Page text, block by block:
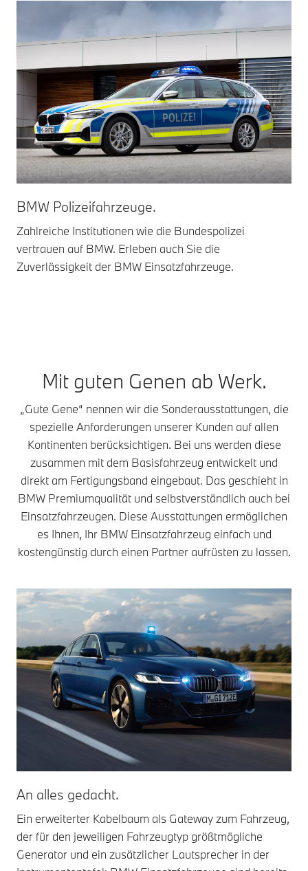
BMW Polizeifahrzeuge.
Zahlreiche Institutionen wie die Bundespolizei
vertrauen auf BMW. Erleben auch Sie die
Zuverlässigkeit der BMW Einsatzfahrzeuge.
Mit guten Genen ab Werk.
„Gute Gene“ nennen wir die Sonderausstattungen, die
spezielle Anforderungen unserer Kunden auf allen
Kontinenten berücksichtigen. Bei uns werden diese
zusammen mit dem Basisfahrzeug entwickelt und
direkt am Fertigungsband eingebaut. Das geschieht in
BMW Premiumqualität und selbstverständlich auch bei
Einsatzfahrzeugen. Diese Ausstattungen ermöglichen
es Ihnen, Ihr BMW Einsatzfahrzeug einfach und
kostengünstig durch einen Partner aufrüsten zu lassen.
An alles gedacht.
Ein erweiterter Kabelbaum als Gateway zum Fahrzeug,
der für den jeweiligen Fahrzeugtyp größtmögliche
Generator und ein zusätzlicher Lautsprecher in der